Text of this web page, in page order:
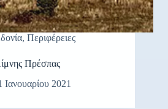
,Περιφέρειες
Πρέσπας
Ιανουαρίου 2021